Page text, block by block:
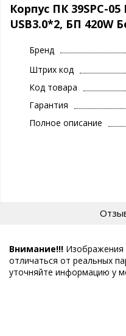
Корпус ПК 39SPC-
USB3.0*2, БП 420W
Бренд
Штрих код
Код товара
Гарантия
Полное описание
Внимание!!! Изображения
отличаться от реальных
уточняйте информацию у